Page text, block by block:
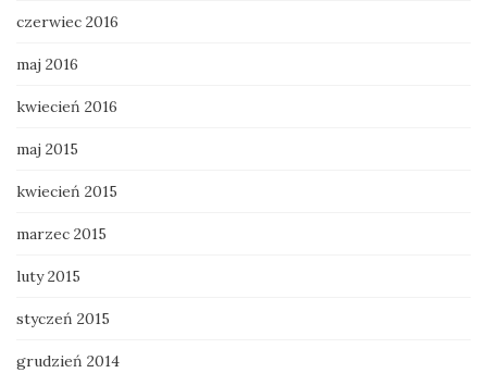
czerwiec 2016
maj 2016
kwiecień 2016
maj 2015
kwiecień 2015
marzec 2015
luty 2015
styczeń 2015
grudzień 2014